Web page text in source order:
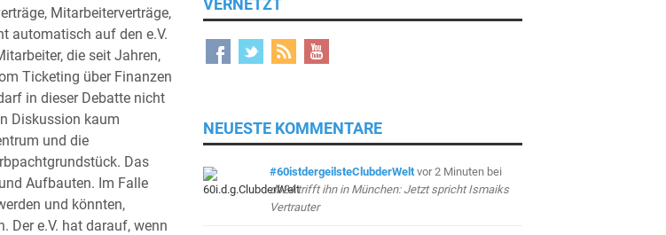
Mitarbeiterverträge,
automatisch auf den e.V.
die seit Jahren,
Ticketing über Finanzen
in dieser Debatte nicht
Diskussion kaum
und die
Das
Aufbauten. Im Falle
und könnten,
Der e.V. hat darauf, wenn
VERNETZT
NEUESTE KOMMENTARE
#60istdergeilsteClubderWelt vor 2 Minuten bei
db24 trifft ihn in München: Jetzt spricht Ismaiks
Vertrauter